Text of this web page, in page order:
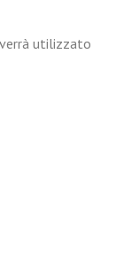
utilizzato